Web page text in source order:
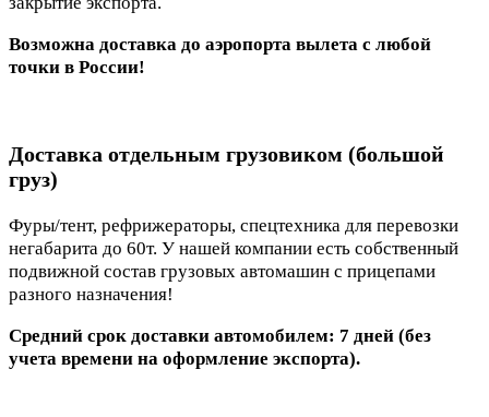
Возможна доставка до аэропорта вылета с любой
точки в России!
Доставка отдельным грузовиком (большой
груз)
Фуры/тент, рефрижераторы, спецтехника для перевозки
негабарита до 60т. У нашей компании есть собственный
подвижной состав грузовых автомашин с прицепами
разного назначения!
Средний срок доставки автомобилем: 7 дней (без
учета времени на оформление экспорта).